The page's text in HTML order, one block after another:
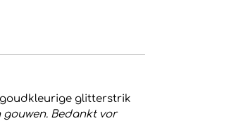
glitterstrik
gouwen. Bedankt vor